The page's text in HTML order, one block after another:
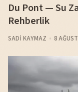
Du Pont — Su
Rehberlik
SADI KAYMAZ 8